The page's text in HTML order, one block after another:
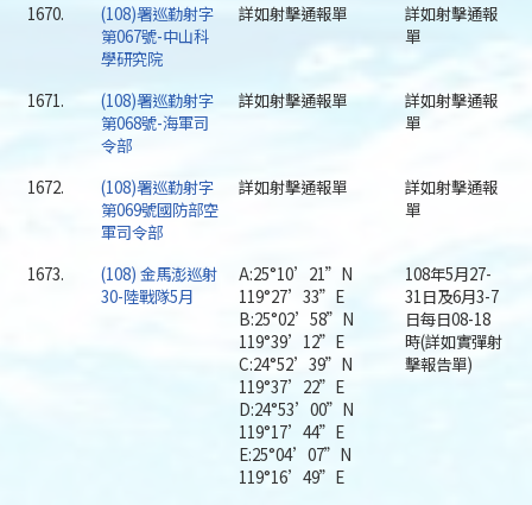
1670.
(108)署巡勤射字
第067號-中山科
學研究院
詳如射擊通報單
詳如射擊通報
單
1671.
(108)署巡勤射字
第068號-海軍司
令部
詳如射擊通報單
詳如射擊通報
單
1672.
(108)署巡勤射字
第069號國防部空
軍司令部
詳如射擊通報單
詳如射擊通報
單
1673.
(108) 金馬澎巡射
30-陸戰隊5月
A:25°10’21”N
119°27’33”E
B:25°02’58”N
119°39’12”E
C:24°52’39”N
119°37’22”E
D:24°53’00”N
119°17’44”E
E:25°04’07”N
119°16’49”E
108年5月27-
31日及6月3-7
日每日08-18
時(詳如實彈射
擊報告單)